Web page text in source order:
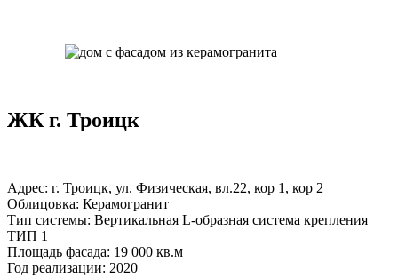
ЖК г. Троицк
Адрес: г. Троицк, ул. Физическая, вл.22, кор 1, кор 2
Облицовка: Керамогранит
Тип системы: Вертикальная L-образная система крепления
ТИП 1
Площадь фасада: 19 000 кв.м
Год реализации: 2020